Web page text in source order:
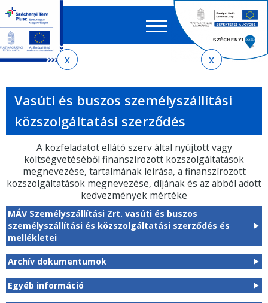
almenühöz
tartalomra
oldaltérképre
EN HU
űrlap
Vasúti és buszos személyszállítási
közszolgáltatási szerződés
A közfeladatot ellátó szerv által nyújtott vagy
költségvetéséből finanszírozott közszolgáltatások
megnevezése, tartalmának leírása, a finanszírozott
közszolgáltatások megnevezése, díjának és az abból adott
kedvezmények mértéke
MÁV Személyszállítási Zrt. vasúti és buszos
személyszállítási és közszolgáltatási szerződés és
mellékletei
Archív dokumentumok
Egyéb információ